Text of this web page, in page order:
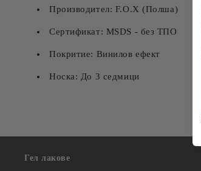
Производител: F.O.X (Полша)
Сертификат: MSDS - без ТПО
Покритие: Винилов ефект
Носка: До 3 седмици
Гел лакове